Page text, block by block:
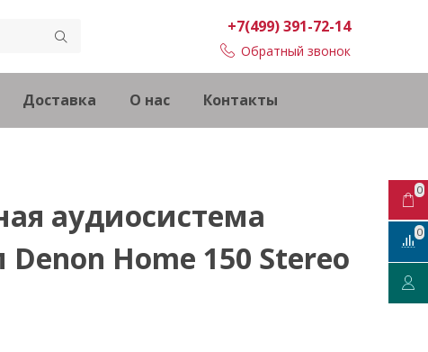
+7(499) 391-72-14
Обратный звонок
Доставка О нас Контакты
аудиосистема
Home 150 Stereo
0
0